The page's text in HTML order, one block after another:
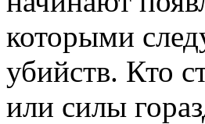
которыми
убийств. Кто
или силы